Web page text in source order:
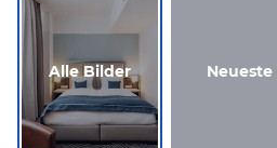
Alle Bilder Neueste